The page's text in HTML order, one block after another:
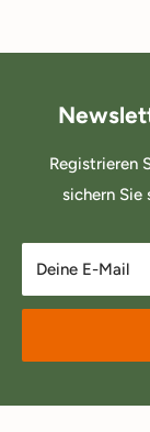
Registrieren
sichern Sie
Deine E-Mail